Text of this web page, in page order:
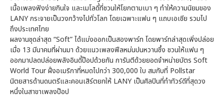
เนื้อเพลงฟังง่ายกินใจ และเมโลดี้ที่ชวนให้โยกตามเบา ๆ ทำให้ความนิยมของ
LANY กระจายเป็นวงกว้างไปทั่วโลก โดยเฉพาะแฟน ๆ แถบเอเชีย รวมไป
ถึงประเทศไทย
ผลงานชุดล่าสุด “Soft” ได้แบ่งออกเป็นสองพาร์ท โดยพาร์ทล่าสุดเพิ่งปล่อย
เมื่อ 13 มีนาคมที่ผ่านมา ด้วยแนวเพลงฟีลหม่นปนหวานซึ้ง ชวนให้แฟน ๆ
ออกมาปลดปล่อยพลังอินดี้ป๊อปด้วยกัน การันตีด้วยยอดจำหน่ายบัตร Soft
World Tour ฝั่งอเมริกาที่หมดไปกว่า 300,000 ใบ สมกับที่ Pollstar
นิตยสารด้านดนตรีและคอนเสิร์ตยกให้ LANY เป็นศิลปินที่ทำทัวร์ดีที่สุดวง
หนึ่งในสาขาเพลงป๊อป